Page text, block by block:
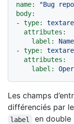
name:
"Bug
body:
-
type:
attributes:
label:
Name
-
type:
attributes:
label:
Les champs
différenciés par
label
en double